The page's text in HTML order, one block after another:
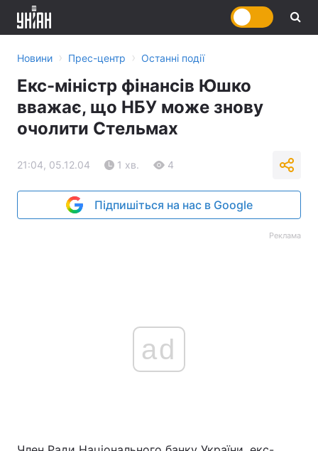
Новини › Прес-центр › Останні події
Екс-міністр фінансів Юшко
вважає, що НБУ може знову
очолити Стельмах
21:04, 05.12.04 1 хв. 4
Підпишіться на нас в Google
Реклама
ad